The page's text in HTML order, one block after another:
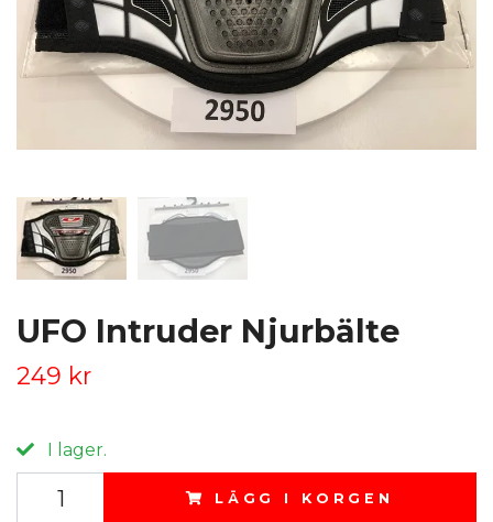
UFO Intruder Njurbälte
249 kr
I lager.
LÄGG I KORGEN